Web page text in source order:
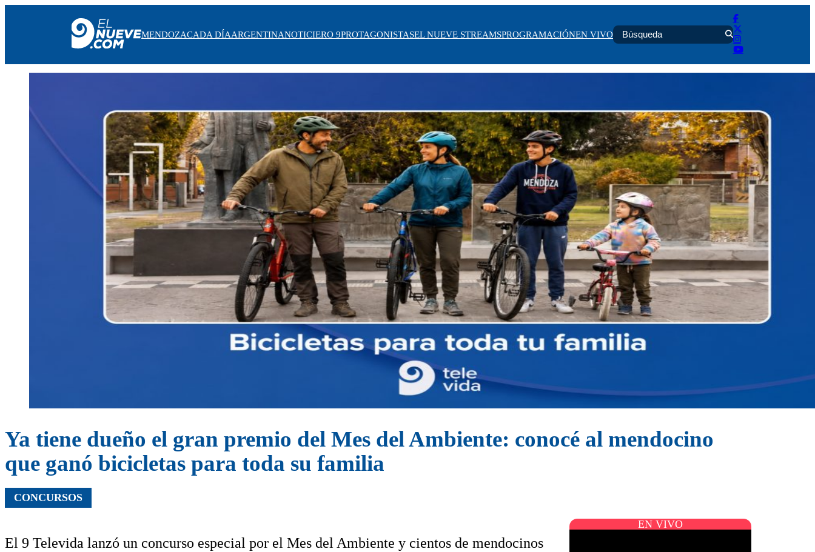
CADA DÍA
ARGENTINA
NOTICIERO 9
PROTAGONISTAS
EL NUEVE STREAMS
PROGRAMACIÓN
MENDOZACADA DÍAARGENTINANOTICIERO 9PROTAGONISTASEL NUEVE STREAMSPROGRAMACIÓNEN VIVO
Ya tiene dueño el gran premio del Mes del Ambiente: conocé al mendocino
que ganó bicicletas para toda su familia
CONCURSOS
El 9 Televida lanzó un concurso especial por el Mes del Ambiente y cientos de mendocinos
EN VIVO